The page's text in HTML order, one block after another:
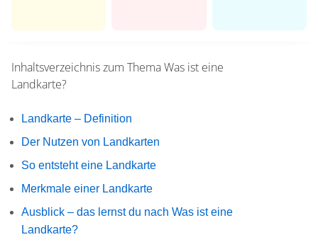
Inhaltsverzeichnis zum ThemaWas ist eine
Landkarte?
Landkarte – Definition
Der Nutzen von Landkarten
So entsteht eine Landkarte
Merkmale einer Landkarte
Ausblick – das lernst du nach Was ist eine
Landkarte?